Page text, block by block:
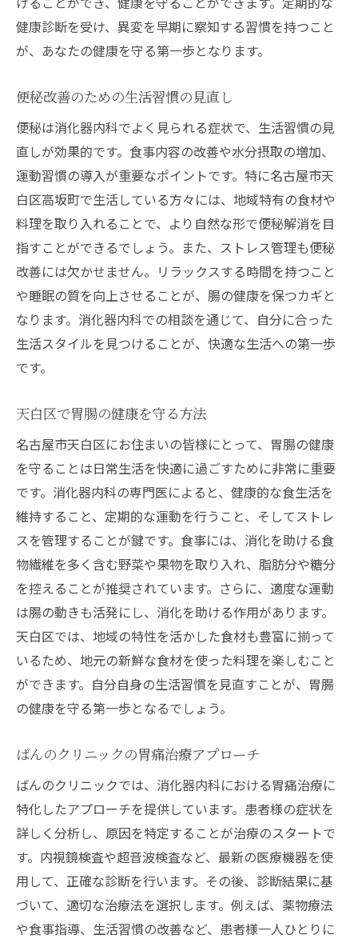
健康診断を受け、異変を早期に察知する習慣を持つこと
が、あなたの健康を守る第一歩となります。
便秘改善のための生活習慣の見直し
便秘は消化器内科でよく見られる症状で、生活習慣の見
直しが効果的です。食事内容の改善や水分摂取の増加、
運動習慣の導入が重要なポイントです。特に名古屋市天
白区高坂町で生活している方々には、地域特有の食材や
料理を取り入れることで、より自然な形で便秘解消を目
指すことができるでしょう。また、ストレス管理も便秘
改善には欠かせません。リラックスする時間を持つこと
や睡眠の質を向上させることが、腸の健康を保つカギと
なります。消化器内科での相談を通じて、自分に合った
生活スタイルを見つけることが、快適な生活への第一歩
です。
天白区で胃腸の健康を守る方法
名古屋市天白区にお住まいの皆様にとって、胃腸の健康
を守ることは日常生活を快適に過ごすために非常に重要
です。消化器内科の専門医によると、健康的な食生活を
維持すること、定期的な運動を行うこと、そしてストレ
スを管理することが鍵です。食事には、消化を助ける食
物繊維を多く含む野菜や果物を取り入れ、脂肪分や糖分
を控えることが推奨されています。さらに、適度な運動
は腸の動きも活発にし、消化を助ける作用があります。
天白区では、地域の特性を活かした食材も豊富に揃って
いるため、地元の新鮮な食材を使った料理を楽しむこと
ができます。自分自身の生活習慣を見直すことが、胃腸
の健康を守る第一歩となるでしょう。
ばんのクリニックの胃痛治療アプローチ
ばんのクリニックでは、消化器内科における胃痛治療に
特化したアプローチを提供しています。患者様の症状を
詳しく分析し、原因を特定することが治療のスタートで
す。内視鏡検査や超音波検査など、最新の医療機器を使
用して、正確な診断を行います。その後、診断結果に基
づいて、適切な治療法を選択します。例えば、薬物療法
や食事指導、生活習慣の改善など、患者様一人ひとりに